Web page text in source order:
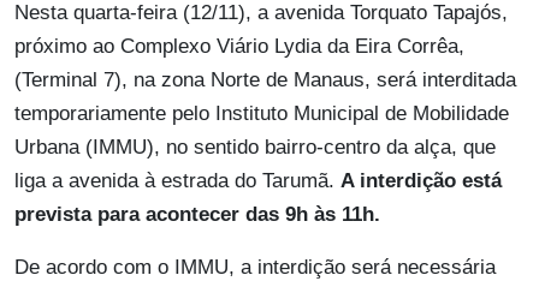
Nesta quarta-feira (12/11), a avenida Torquato Tapajós,
próximo ao Complexo Viário Lydia da Eira Corrêa,
(Terminal 7), na zona Norte de Manaus, será interditada
temporariamente pelo Instituto Municipal de Mobilidade
Urbana (IMMU), no sentido bairro-centro da alça, que
liga a avenida à estrada do Tarumã. A interdição está
prevista para acontecer das 9h às 11h.
De acordo com o IMMU, a interdição será necessária